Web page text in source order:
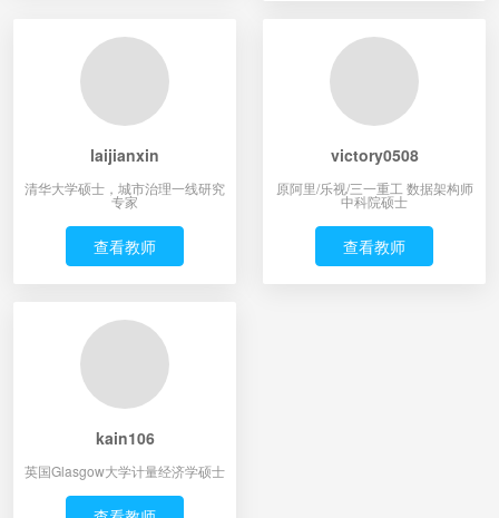
laijianxin
清华大学硕士，城市治理一线研究
专家
查看教师
victory0508
原阿里/乐视/三一重工 数据架构师
中科院硕士
查看教师
kain106
英国Glasgow大学计量经济学硕士